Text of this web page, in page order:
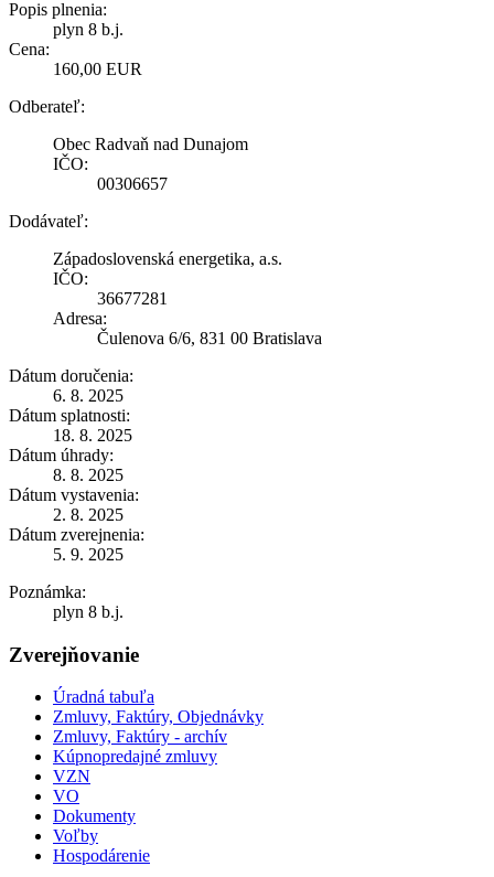
Popis plnenia:
plyn 8 b.j.
Cena:
160,00 EUR
Odberateľ:
Obec Radvaň nad Dunajom
IČO:
00306657
Dodávateľ:
Západoslovenská energetika, a.s.
IČO:
36677281
Adresa:
Čulenova 6/6, 831 00 Bratislava
Dátum doručenia:
6. 8. 2025
Dátum splatnosti:
18. 8. 2025
Dátum úhrady:
8. 8. 2025
Dátum vystavenia:
2. 8. 2025
Dátum zverejnenia:
5. 9. 2025
Poznámka:
plyn 8 b.j.
Zverejňovanie
Úradná tabuľa
Zmluvy, Faktúry, Objednávky
Zmluvy, Faktúry - archív
Kúpnopredajné zmluvy
VZN
VO
Dokumenty
Voľby
Hospodárenie